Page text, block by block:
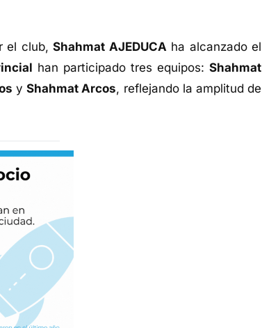
el club,Shahmat AJEDUCA ha alcanzado el
han participado tres equipos: Shahmat
yShahmat Arcos, reflejando la amplitud de